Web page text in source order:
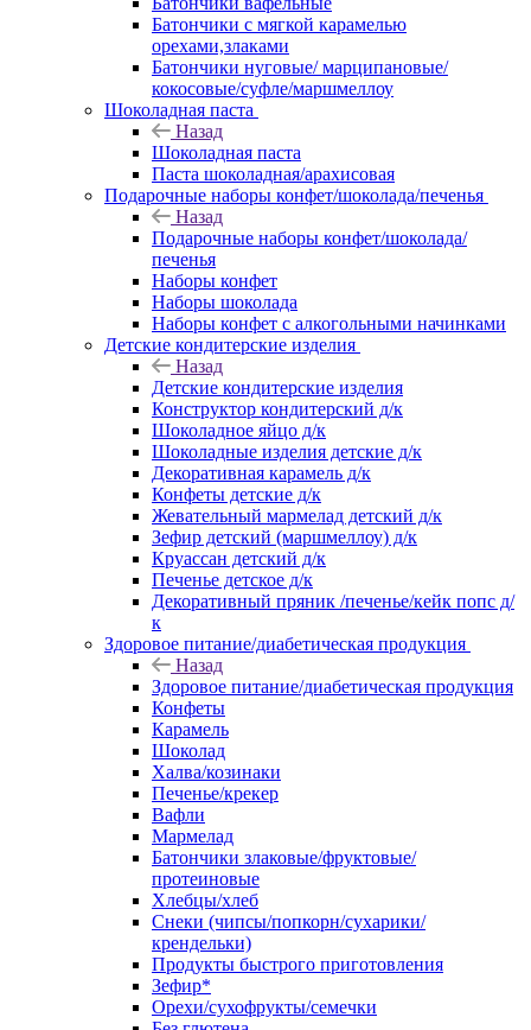
Батончики с мягкой карамелью
орехами,злаками
Батончики нуговые/ марципановые/
кокосовые/суфле/маршмеллоу
Шоколадная паста
Назад
Шоколадная паста
Паста шоколадная/арахисовая
Подарочные наборы конфет/шоколада/печенья
Назад
Подарочные наборы конфет/шоколада/
печенья
Наборы конфет
Наборы шоколада
Наборы конфет с алкогольными начинками
Детские кондитерские изделия
Назад
Детские кондитерские изделия
Конструктор кондитерский д/к
Шоколадное яйцо д/к
Шоколадные изделия детские д/к
Декоративная карамель д/к
Конфеты детские д/к
Жевательный мармелад детский д/к
Зефир детский (маршмеллоу) д/к
Круассан детский д/к
Печенье детское д/к
Декоративный пряник /печенье/кейк попс д/
к
Здоровое питание/диабетическая продукция
Назад
Здоровое питание/диабетическая продукция
Конфеты
Карамель
Шоколад
Халва/козинаки
Печенье/крекер
Вафли
Мармелад
Батончики злаковые/фруктовые/
протеиновые
Хлебцы/хлеб
Снеки (чипсы/попкорн/сухарики/
крендельки)
Продукты быстрого приготовления
Зефир*
Орехи/сухофрукты/семечки